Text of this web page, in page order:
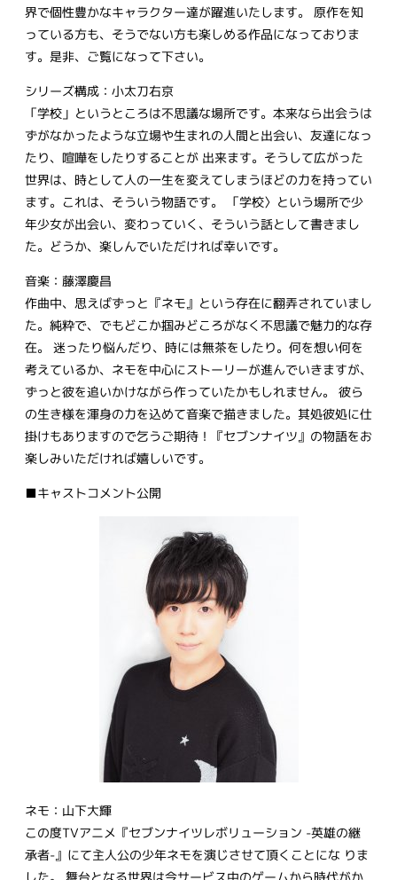
界で個性豊かなキャラクター達が躍進いたします。 原作を知
っている方も、そうでない方も楽しめる作品になっておりま
す。是非、ご覧になって下さい。
シリーズ構成：小太刀右京
「学校」というところは不思議な場所です。本来なら出会うは
ずがなかったような立場や生まれの人間と出会い、友達になっ
たり、喧嘩をしたりすることが 出来ます。そうして広がった
世界は、時として人の一生を変えてしまうほどの力を持ってい
ます。これは、そういう物語です。 「学校〉という場所で少
年少女が出会い、変わっていく、そういう話として書きまし
た。どうか、楽しんでいただければ幸いです。
音楽：藤澤慶昌
作曲中、思えばずっと『ネモ』という存在に翻弄されていまし
た。純粋で、でもどこか掴みどころがなく不思議で魅力的な存
在。 迷ったり悩んだり、時には無茶をしたり。何を想い何を
考えているか、ネモを中心にストーリーが進んでいきますが、
ずっと彼を追いかけながら作っていたかもしれません。 彼ら
の生き様を渾身の力を込めて音楽で描きました。其処彼処に仕
掛けもありますので乞うご期待！『セブンナイツ』の物語をお
楽しみいただければ嬉しいです。
■キャストコメント公開
ネモ：山下大輝
この度TVアニメ『セブンナイツレボリューション -英雄の継
承者-』にて主人公の少年ネモを演じさせて頂くことにな りま